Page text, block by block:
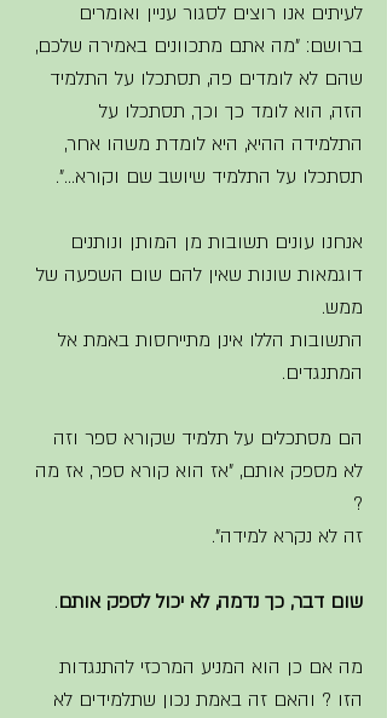
לעיתים אנו רוצים לסגור עניין ואומרים
ברושם: "מה אתם מתכוונים באמירה שלכם,
שהם לא לומדים פה, תסתכלו על התלמיד
הזה, הוא לומד כך וכך, תסתכלו על
התלמידה ההיא, היא לומדת משהו אחר,
תסתכלו על התלמיד שיושב שם וקורא...".
אנחנו עונים תשובות מן המותן ונותנים
דוגמאות שונות שאין להם שום השפעה של
ממש.
התשובות הללו אינן מתייחסות באמת אל
המתנגדים.
הם מסתכלים על תלמיד שקורא ספר וזה
לא מספק אותם, "אז הוא קורא ספר, אז מה
?
זה לא נקרא למידה".
שום דבר, כך נדמה, לא יכול לספק אותם.
מה אם כן הוא המניע המרכזי להתנגדות
הזו ? והאם זה באמת נכון שתלמידים לא